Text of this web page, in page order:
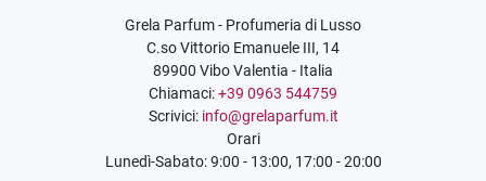
Grela Parfum - Profumeria di Lusso
C.so Vittorio Emanuele III, 14
89900 Vibo Valentia - Italia
Chiamaci:+39 0963 544759
Scrivici: info@grelaparfum.it
Orari
Lunedì-Sabato: 9:00 - 13:00, 17:00 - 20:00